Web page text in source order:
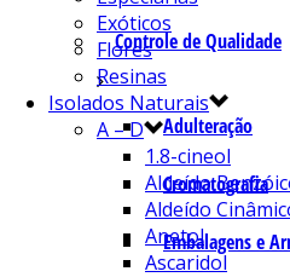
Controle de Qualidade
Adulteração
Cromatografia
Embalagens e
Exóticos
Flores
Resinas
Isolados Naturais
A – D
1.8-cineol
Aldeído
Aldeído
Anetol
Ascaridol